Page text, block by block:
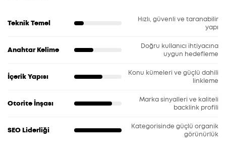
Teknik Temel
Hızlı, güvenli ve taranabilir
yapı
Anahtar Kelime
Doğru kullanıcı ihtiyacına
uygun hedefleme
İçerik Yapısı
Konu kümeleri ve güçlü dahili
linkleme
Otorite İnşası
Marka sinyalleri ve kaliteli
backlink profili
SEO Liderliği
Kategorisinde güçlü organik
görünürlük